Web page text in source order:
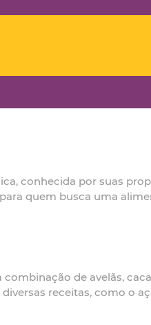
conhecida por suas
quem busca uma
de avelãs,
receitas, como o